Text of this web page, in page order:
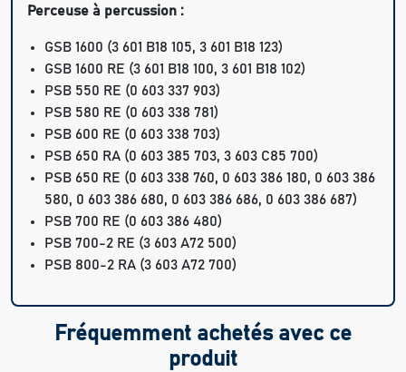
Perceuse à percussion :
GSB 1600 (3 601 B18 105, 3 601 B18 123)
GSB 1600 RE (3 601 B18 100, 3 601 B18 102)
PSB 550 RE (0 603 337 903)
PSB 580 RE (0 603 338 781)
PSB 600 RE (0 603 338 703)
PSB 650 RA (0 603 385 703, 3 603 C85 700)
PSB 650 RE (0 603 338 760, 0 603 386 180, 0 603 386
580, 0 603 386 680, 0 603 386 686, 0 603 386 687)
PSB 700 RE (0 603 386 480)
PSB 700-2 RE (3 603 A72 500)
PSB 800-2 RA (3 603 A72 700)
Fréquemment achetés avec ce
produit